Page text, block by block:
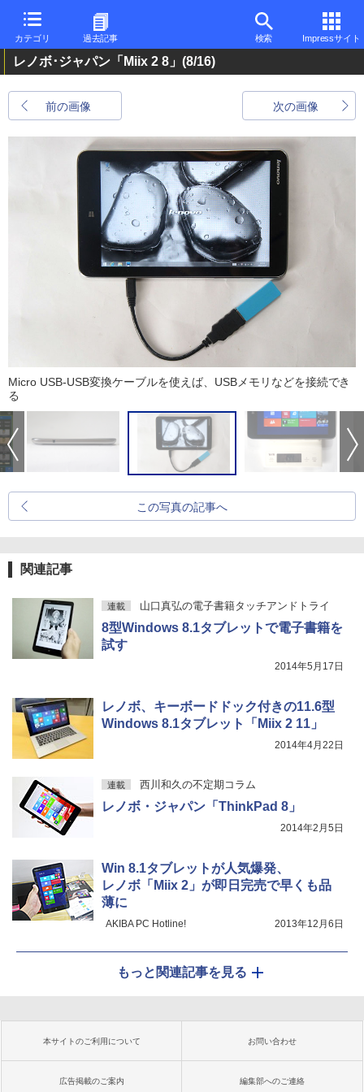
カテゴリ 過去記事 検索 Impressサイト
レノボ･ジャパン「Miix 2 8」 (8/16)
前の画像 次の画像
Micro USB-USB変換ケーブルを使えば、USBメモリなどを接続でき
る
この写真の記事へ
関連記事
連載 山口真弘の電子書籍タッチアンドトライ
8型Windows 8.1タブレットで電子書籍を
試す
2014年5月17日
レノボ、キーボードドック付きの11.6型
Windows 8.1タブレット「Miix 2 11」
2014年4月22日
連載 西川和久の不定期コラム
レノボ・ジャパン「ThinkPad 8」
2014年2月5日
Win 8.1タブレットが人気爆発、
レノボ「Miix 2」が即日完売で早くも品
薄に
AKIBA PC Hotline! 2013年12月6日
もっと関連記事を見る
本サイトのご利用について お問い合わせ
広告掲載のご案内 編集部へのご連絡